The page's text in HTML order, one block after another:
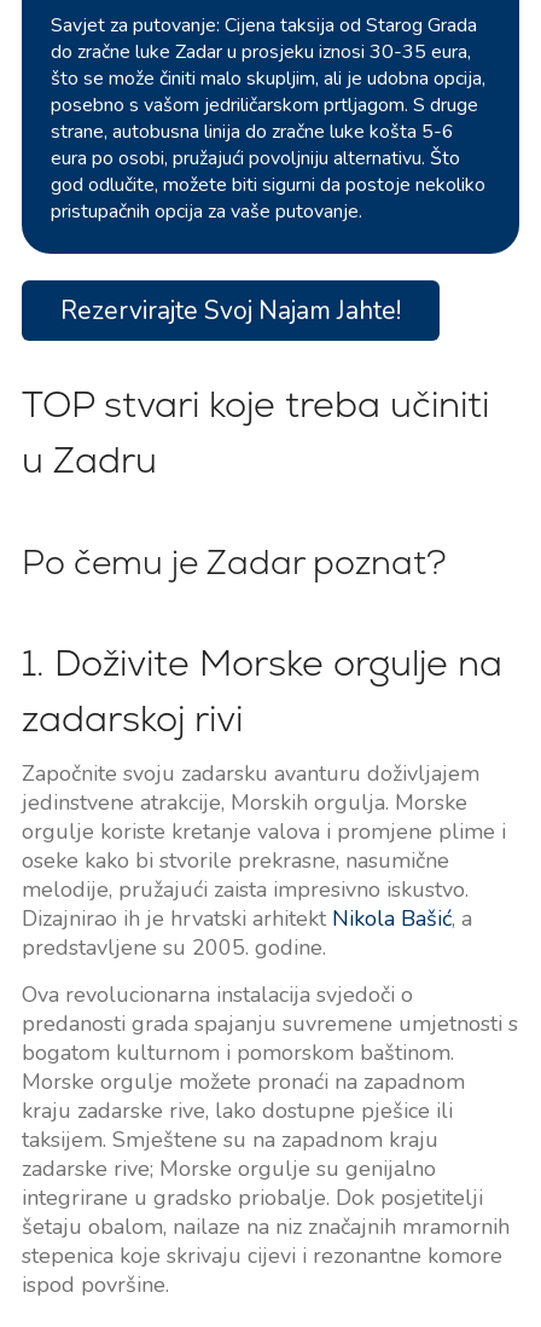
Savjet za putovanje: Cijena taksija od Starog Grada
do zračne luke Zadar u prosjeku iznosi 30-35 eura,
što se može činiti malo skupljim, ali je udobna opcija,
posebno s vašom jedriličarskom prtljagom. S druge
strane, autobusna linija do zračne luke košta 5-6
eura po osobi, pružajući povoljniju alternativu. Što
god odlučite, možete biti sigurni da postoje nekoliko
pristupačnih opcija za vaše putovanje.
Rezervirajte Svoj Najam Jahte!
TOP stvari koje treba učiniti
u Zadru
Po čemu je Zadar poznat?
1. Doživite Morske orgulje na
zadarskoj rivi
Započnite svoju zadarsku avanturu doživljajem
jedinstvene atrakcije, Morskih orgulja. Morske
orgulje koriste kretanje valova i promjene plime i
oseke kako bi stvorile prekrasne, nasumične
melodije, pružajući zaista impresivno iskustvo.
Dizajnirao ih je hrvatski arhitekt Nikola Bašić, a
predstavljene su 2005. godine.
Ova revolucionarna instalacija svjedoči o
predanosti grada spajanju suvremene umjetnosti s
bogatom kulturnom i pomorskom baštinom.
Morske orgulje možete pronaći na zapadnom
kraju zadarske rive, lako dostupne pješice ili
taksijem. Smještene su na zapadnom kraju
zadarske rive; Morske orgulje su genijalno
integrirane u gradsko priobalje. Dok posjetitelji
šetaju obalom, nailaze na niz značajnih mramornih
stepenica koje skrivaju cijevi i rezonantne komore
ispod površine.